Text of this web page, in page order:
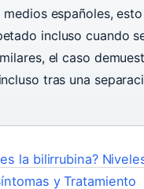
españoles,
incluso cuando
el caso
tras una
es la bilirrubina?
y Tratamiento